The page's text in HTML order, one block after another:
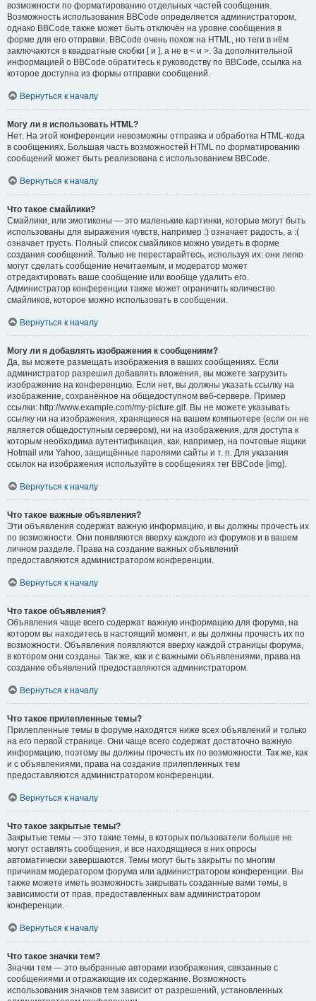
возможности по форматированию отдельных частей сообщения.
Возможность использования BBCode определяется администратором,
однако BBCode также может быть отключён на уровне сообщения в
форме для его отправки. BBCode очень похож на HTML, но теги в нём
заключаются в квадратные скобки [ и ], а не в < и >. За дополнительной
информацией о BBCode обратитесь к руководству по BBCode, ссылка на
которое доступна из формы отправки сообщений.
Вернуться к началу
Могу ли я использовать HTML?
Нет. На этой конференции невозможны отправка и обработка HTML-кода
в сообщениях. Большая часть возможностей HTML по форматированию
сообщений может быть реализована с использованием BBCode.
Вернуться к началу
Что такое смайлики?
Смайлики, или эмотиконы — это маленькие картинки, которые могут быть
использованы для выражения чувств, например :) означает радость, а :(
означает грусть. Полный список смайликов можно увидеть в форме
создания сообщений. Только не перестарайтесь, используя их: они легко
могут сделать сообщение нечитаемым, и модератор может
отредактировать ваше сообщение или вообще удалить его.
Администратор конференции также может ограничить количество
смайликов, которое можно использовать в сообщении.
Вернуться к началу
Могу ли я добавлять изображения к сообщениям?
Да, вы можете размещать изображения в ваших сообщениях. Если
администратор разрешил добавлять вложения, вы можете загрузить
изображение на конференцию. Если нет, вы должны указать ссылку на
изображение, сохранённое на общедоступном веб-сервере. Пример
ссылки: http://www.example.com/my-picture.gif. Вы не можете указывать
ссылку ни на изображения, хранящиеся на вашем компьютере (если он не
является общедоступным сервером), ни на изображения, для доступа к
которым необходима аутентификация, как, например, на почтовые ящики
Hotmail или Yahoo, защищённые паролями сайты и т. п. Для указания
ссылок на изображения используйте в сообщениях тег BBCode [img].
Вернуться к началу
Что такое важные объявления?
Эти объявления содержат важную информацию, и вы должны прочесть их
по возможности. Они появляются вверху каждого из форумов и в вашем
личном разделе. Права на создание важных объявлений
предоставляются администратором конференции.
Вернуться к началу
Что такое объявления?
Объявления чаще всего содержат важную информацию для форума, на
котором вы находитесь в настоящий момент, и вы должны прочесть их по
возможности. Объявления появляются вверху каждой страницы форума,
в котором они созданы. Так же, как и с важными объявлениями, права на
создание объявлений предоставляются администратором.
Вернуться к началу
Что такое прилепленные темы?
Прилепленные темы в форуме находятся ниже всех объявлений и только
на его первой странице. Они чаще всего содержат достаточно важную
информацию, поэтому вы должны прочесть их по возможности. Так же, как
и с объявлениями, права на создание прилепленных тем
предоставляются администратором конференции.
Вернуться к началу
Что такое закрытые темы?
Закрытые темы — это такие темы, в которых пользователи больше не
могут оставлять сообщения, и все находящиеся в них опросы
автоматически завершаются. Темы могут быть закрыты по многим
причинам модератором форума или администратором конференции. Вы
также можете иметь возможность закрывать созданные вами темы, в
зависимости от прав, предоставленных вам администратором
конференции.
Вернуться к началу
Что такое значки тем?
Значки тем — это выбранные авторами изображения, связанные с
сообщениями и отражающие их содержание. Возможность
использования значков тем зависит от разрешений, установленных